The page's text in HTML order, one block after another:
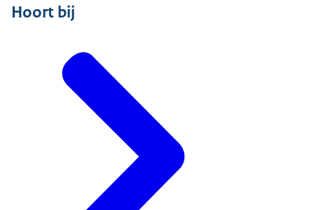
Hoort bij